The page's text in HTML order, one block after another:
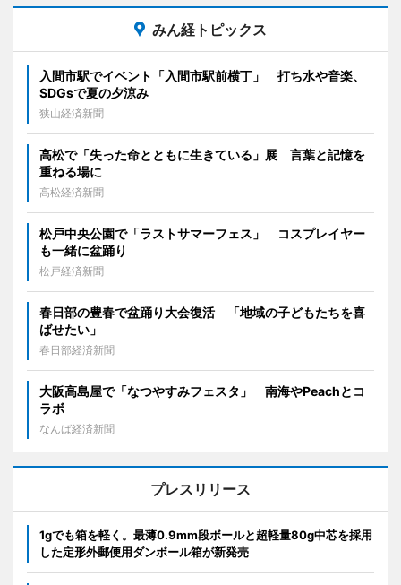
みん経トピックス
入間市駅でイベント「入間市駅前横丁」 打ち水や音楽、
SDGsで夏の夕涼み
狭山経済新聞
高松で「失った命とともに生きている」展 言葉と記憶を
重ねる場に
高松経済新聞
松戸中央公園で「ラストサマーフェス」 コスプレイヤー
も一緒に盆踊り
松戸経済新聞
春日部の豊春で盆踊り大会復活 「地域の子どもたちを喜
ばせたい」
春日部経済新聞
大阪高島屋で「なつやすみフェスタ」 南海やPeachとコ
ラボ
なんば経済新聞
プレスリリース
1gでも箱を軽く。最薄0.9mm段ボールと超軽量80g中芯を採用
した定形外郵便用ダンボール箱が新発売